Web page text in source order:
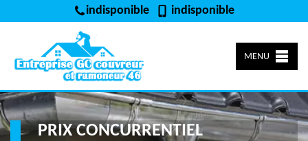
indisponible indisponible
MENU
PRIX CONCURRENTIEL